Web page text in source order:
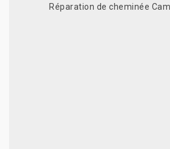
Réparation de cheminée